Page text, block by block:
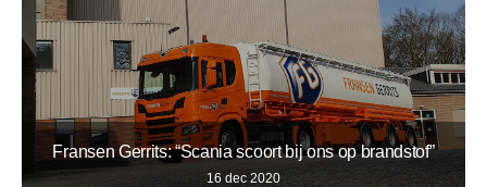
Fransen Gerrits: “Scania scoort bij ons op brandstof”
16 dec 2020